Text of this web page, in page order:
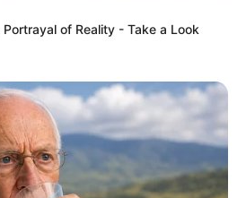
of Reality - Take a Look